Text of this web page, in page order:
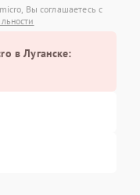
Вы соглашаетесь с
в Луганске: